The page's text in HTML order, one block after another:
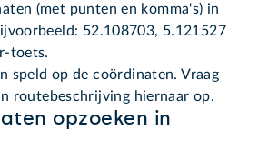
(met punten en komma's) in
52.108703, 5.121527
toets.
speld op de coördinaten. Vraag
routebeschrijving hiernaar op.
opzoeken in